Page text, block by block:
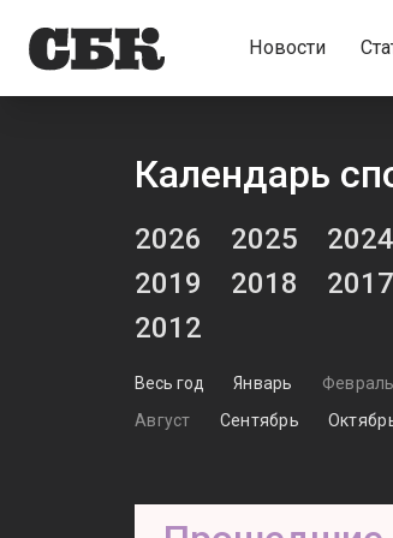
Новости
Календарь
2026 2025 2024
2019
2018 2017
2012
Весь год Январь Февраль
Август
Сентябрь